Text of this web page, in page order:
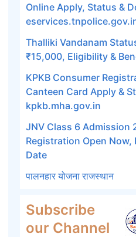
Online Apply, Status &
Thalliki Vandanam
₹15,000, Eligibility &
KPKB Consumer
Canteen Card Apply &
kpkb.mha.gov.in
JNV Class 6
Registration Open Now,
Date
पालनहार योजना राजस्थान
Subscribe
our Channel